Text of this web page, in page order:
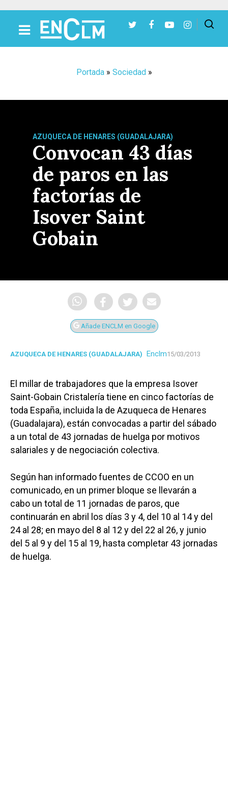
Portada» Sociedad»
AZUQUECA DE HENARES (GUADALAJARA)
Convocan 43 días
de paros en las
factorías de
Isover Saint
Gobain
Añade ENCLM en Google
AZUQUECA DE HENARES (GUADALAJARA) Enclm15/03/2013
El millar de trabajadores que la empresa Isover
Saint-Gobain Cristalería tiene en cinco factorías de
toda España, incluida la de Azuqueca de Henares
(Guadalajara), están convocadas a partir del sábado
a un total de 43 jornadas de huelga por motivos
salariales y de negociación colectiva.
Según han informado fuentes de CCOO en un
comunicado, en un primer bloque se llevarán a
cabo un total de 11 jornadas de paros, que
continuarán en abril los días 3 y 4, del 10 al 14 y del
24 al 28; en mayo del 8 al 12 y del 22 al 26, y junio
del 5 al 9 y del 15 al 19, hasta completar 43 jornadas
de huelga.